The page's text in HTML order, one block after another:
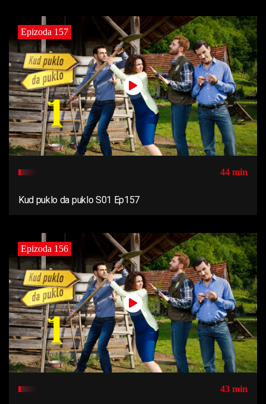
Epizoda 157
44 min
Kud puklo da puklo S01 Ep157
Epizoda 156
43 min